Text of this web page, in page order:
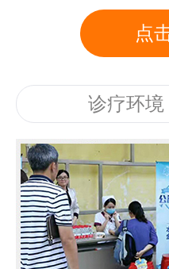
点
诊疗环境